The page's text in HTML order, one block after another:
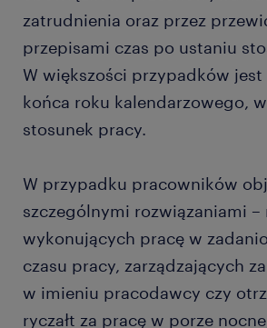
zatrudnienia oraz przez
przepisami czas po ustaniu
W większości przypadków jest
końca roku kalendarzowego,
stosunek pracy.
W przypadku pracowników
szczególnymi rozwiązaniami –
wykonujących pracę w
czasu pracy, zarządzających
w imieniu pracodawcy czy
ryczałt za pracę w porze